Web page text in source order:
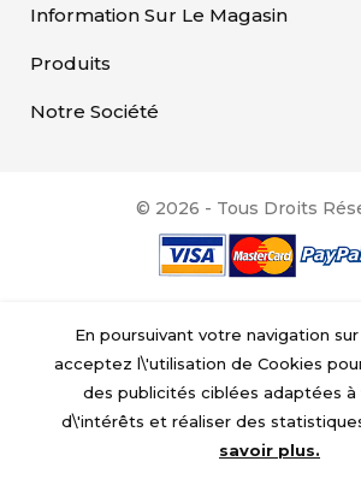
Information Sur Le Magasin
Produits
Notre Société
© 2026 - Tous Droits
En poursuivant votre navigation
acceptez l\'utilisation de Cookies
des publicités ciblées adaptées à
d\'intérêts et réaliser des
savoir plus.